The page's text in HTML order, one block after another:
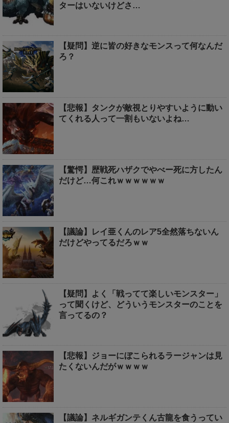
ターはいないけどさ…
【疑問】逆に皆の好きなモンスって何なんだ
ろ？
【悲報】タンクが敵視とりやすいように動い
てくれる人って一割もいないよね…
【驚愕】歴戦死ハザクでやべー死に方したん
だけど…何これｗｗｗｗｗｗ
【議論】レイ亜くんのレア5全然落ちないん
だけどやってるだろｗｗ
【疑問】よく「戦ってて楽しいモンスター」
って聞くけど、どういうモンスターのことを
言ってるの？
【悲報】ジョーにぼこられるラージャンは見
たくないんだがｗｗｗｗ
【議論】ネルギガンテくん古龍を食うってい